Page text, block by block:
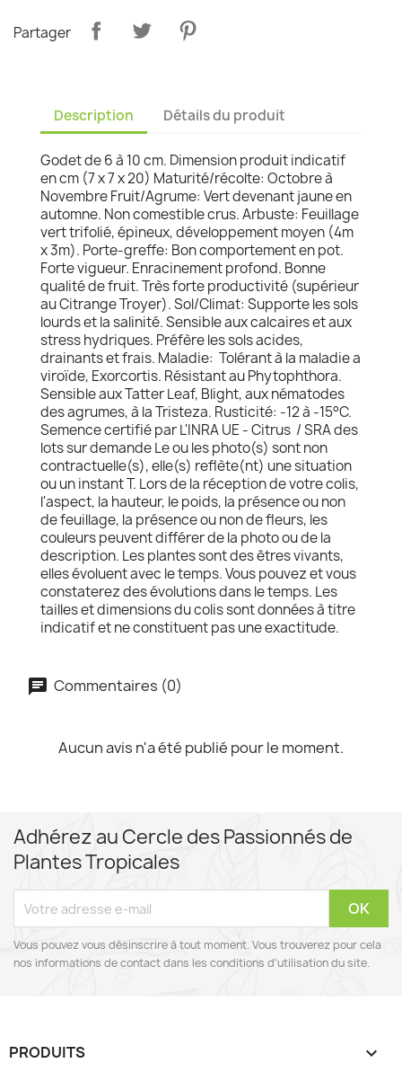
Partager
Description Détails du produit
Godet de 6 à 10 cm. Dimension produit indicatif
en cm (7 x 7 x 20) Maturité/récolte: Octobre à
Novembre Fruit/Agrume: Vert devenant jaune en
automne. Non comestible crus. Arbuste: Feuillage
vert trifolié, épineux, développement moyen (4m
x 3m). Porte-greffe: Bon comportement en pot.
Forte vigueur. Enracinement profond. Bonne
qualité de fruit. Très forte productivité (supérieur
au Citrange Troyer). Sol/Climat: Supporte les sols
lourds et la salinité. Sensible aux calcaires et aux
stress hydriques. Préfère les sols acides,
drainants et frais. Maladie: Tolérant à la maladie a
viroïde, Exorcortis. Résistant au Phytophthora.
Sensible aux Tatter Leaf, Blight, aux nématodes
des agrumes, à la Tristeza. Rusticité: -12 à -15°C.
Semence certifié par L'INRA UE - Citrus / SRA des
lots sur demande Le ou les photo(s) sont non
contractuelle(s), elle(s) reflète(nt) une situation
ou un instant T. Lors de la réception de votre colis,
l'aspect, la hauteur, le poids, la présence ou non
de feuillage, la présence ou non de fleurs, les
couleurs peuvent différer de la photo ou de la
description. Les plantes sont des êtres vivants,
elles évoluent avec le temps. Vous pouvez et vous
constaterez des évolutions dans le temps. Les
tailles et dimensions du colis sont données à titre
indicatif et ne constituent pas une exactitude.
Commentaires (0)
Aucun avis n'a été publié pour le moment.
Adhérez au Cercle des Passionnés de
Plantes Tropicales
Vous pouvez vous désinscrire à tout moment. Vous trouverez pour cela
nos informations de contact dans les conditions d'utilisation du site.
PRODUITS 